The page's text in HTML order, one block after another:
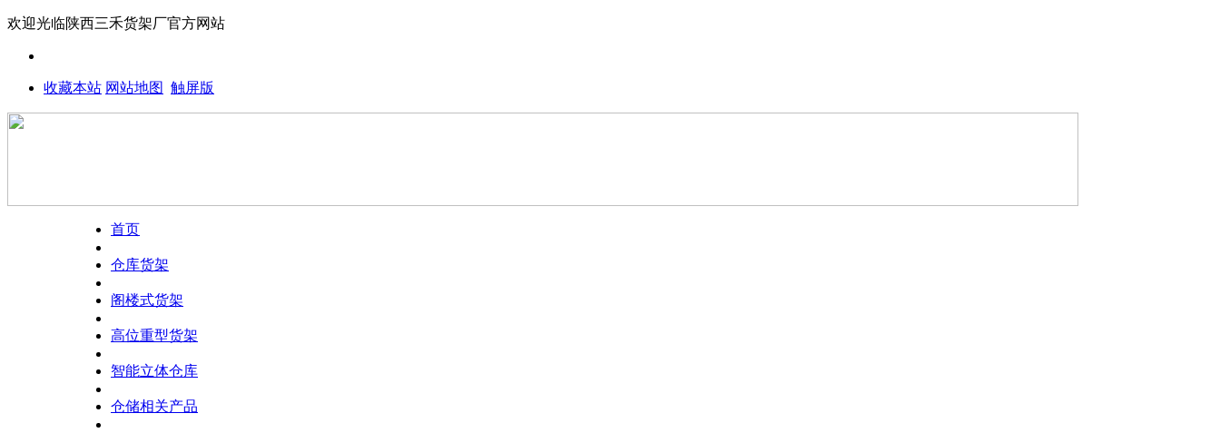
欢迎光临陕西三禾货架厂官方网站
收藏本站 网站地图 触屏版
首页
仓库货架
阁楼式货架
高位重型货架
智能立体仓库
仓储相关产品